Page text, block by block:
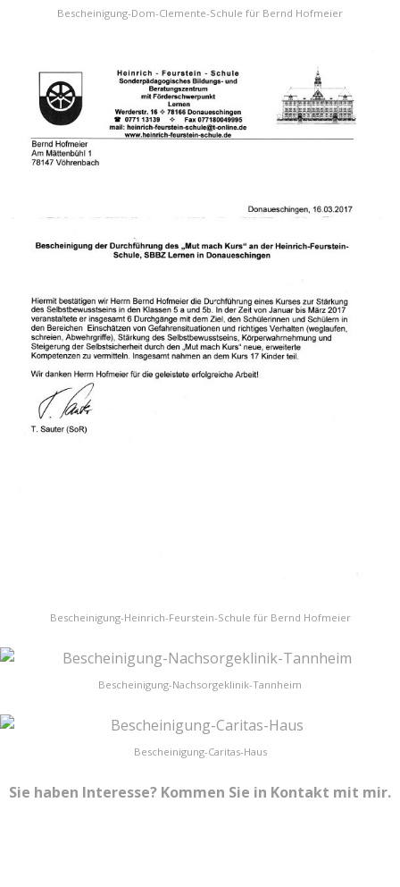
Bescheinigung-Dom-Clemente-Schule für Bernd Hofmeier
Bescheinigung-Heinrich-Feurstein-Schule für Bernd Hofmeier
Bescheinigung-Nachsorgeklinik-Tannheim
Bescheinigung-Caritas-Haus
Sie haben Interesse? Kommen Sie in Kontakt mit mir.